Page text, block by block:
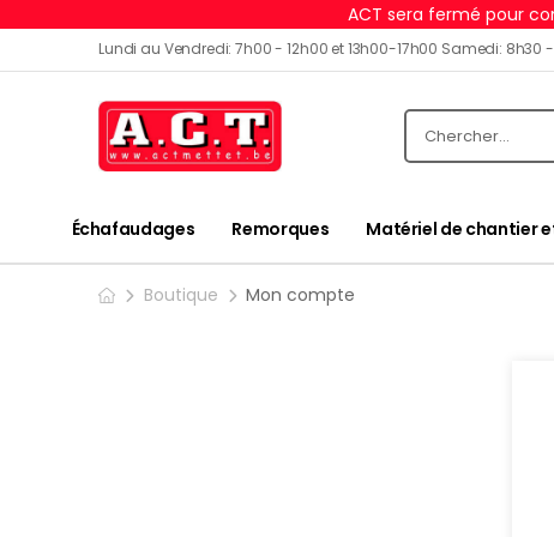
ACT sera fermé pour
Lundi au Vendredi: 7h00 - 12h00 et 13h00-17h00 Samedi: 8h30 -
Échafaudages Remorques Matériel de chantier
Boutique Mon compte